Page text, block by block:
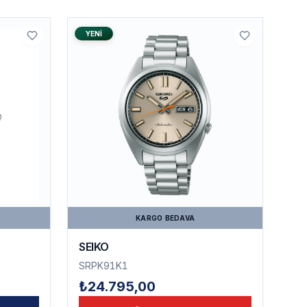
YENI
KARGO BEDAVA
SEIKO
SRPK91K1
₺24.795,00